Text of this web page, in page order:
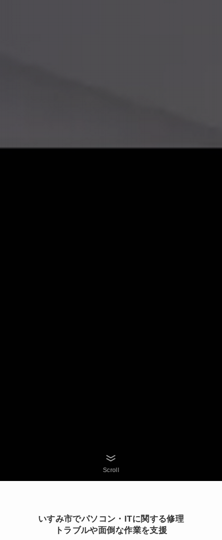
Scroll
いすみ市でパソコン・ITに関する修理
トラブルや面倒な作業を支援